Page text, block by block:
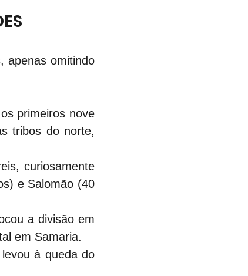
apenas omitindo
primeiros nove
tribos do norte,
curiosamente
e Salomão (40
a divisão em
em Samaria.
à queda do